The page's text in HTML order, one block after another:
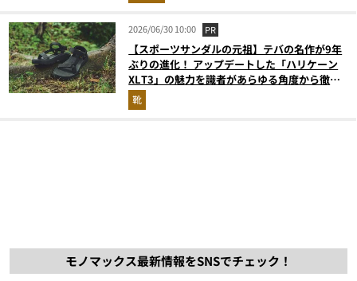
2026/06/30 10:00 PR
【スポーツサンダルの元祖】テバの名作が9年
ぶりの進化！ アップデートした「ハリケーン
XLT3」の魅力を識者があらゆる角度から徹底
解説！
靴
モノマックス最新情報をSNSでチェック！